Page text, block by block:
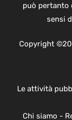
può pertanto
sensi
Copyright
Le attività
Chi siamo -